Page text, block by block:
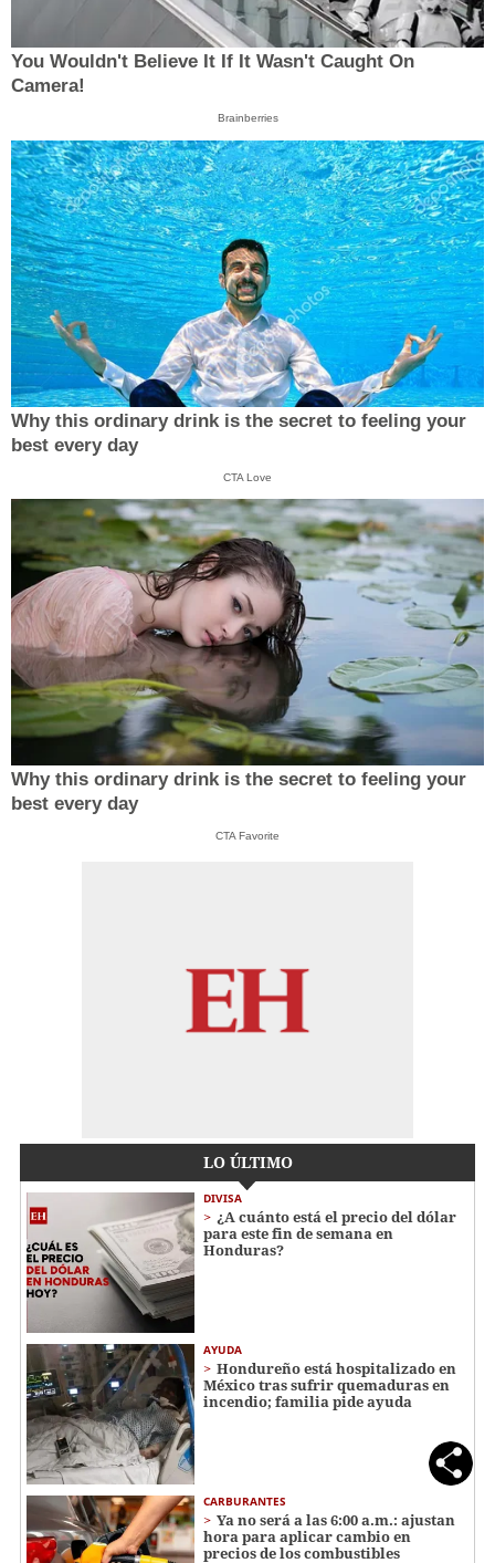
You Wouldn't Believe It If It Wasn't Caught On
Camera!
Brainberries
Why this ordinary drink is the secret to feeling your
best every day
CTA Love
Why this ordinary drink is the secret to feeling your
best every day
CTA Favorite
LO ÚLTIMO
DIVISA
¿A cuánto está el precio del dólar
para este fin de semana en
Honduras?
AYUDA
Hondureño está hospitalizado en
México tras sufrir quemaduras en
incendio; familia pide ayuda
CARBURANTES
Ya no será a las 6:00 a.m.: ajustan
hora para aplicar cambio en
precios de los combustibles